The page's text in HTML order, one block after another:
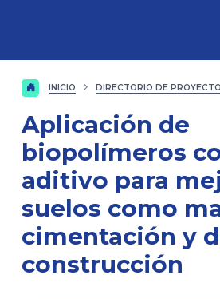
INICIO DIRECTORIO DE
Aplicación de
biopolímeros
aditivo para
suelos como
cimentación y
construcción